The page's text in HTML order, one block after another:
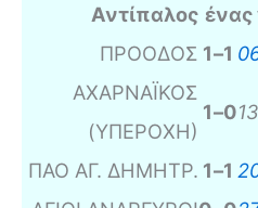
Αντίπαλος ένας
ΠΡΟΟΔΟΣ 1–1
ΑΧΑΡΝΑΪΚΟΣ
(ΥΠΕΡΟΧΗ)
1–0
ΠΑΟ ΑΓ. ΔΗΜΗΤΡ. 1–1